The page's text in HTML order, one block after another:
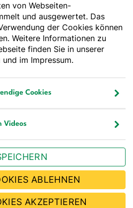
ABONNIEREN
von Webseiten-
und ausgewertet. Das
der Cookies können
Weitere Informationen zu
finden Sie in unserer
und im Impressum.
Cookies
Videos
ABLEHNEN
AKZEPTIEREN